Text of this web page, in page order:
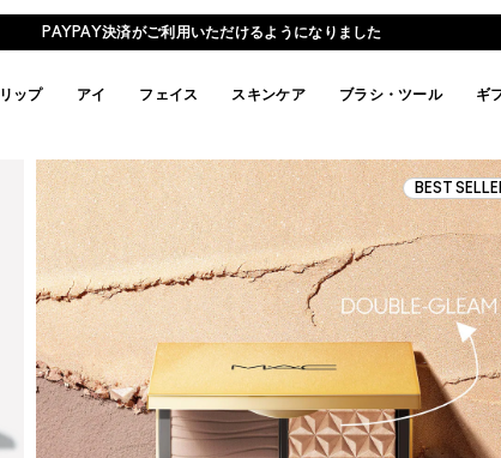
PAYPAY決済がご利用いただけるようになりました
リップ アイ フェイス スキンケア ブラシ・ツール ギ
BEST